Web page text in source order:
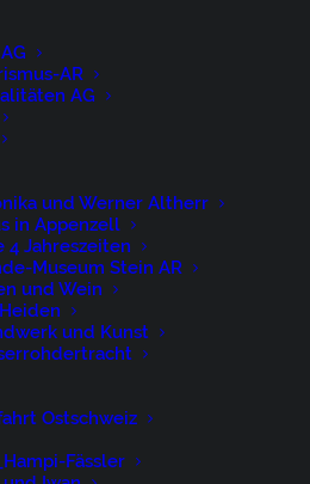
AR
AG
und Werner Altherr
in Appenzell
4 Jahreszeiten
Museum Stein AR
und Wein
und Kunst
Ostschweiz
Fässler